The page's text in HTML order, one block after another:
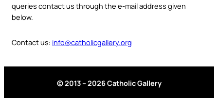
queries contact us through the e-mail address given
below.
Contact us: info@catholicgallery.org
© 2013 – 2026 Catholic Gallery